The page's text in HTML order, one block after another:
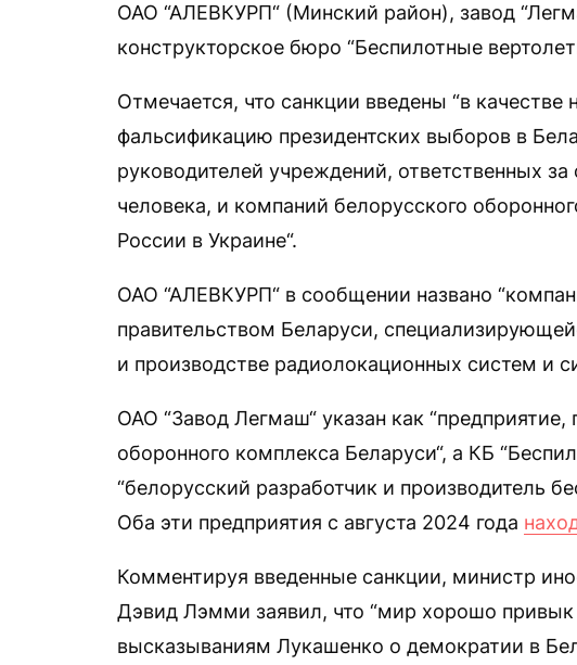
ОАО “АЛЕВКУРП“ (Минский район), завод
конструкторское бюро “Беспилотные
Отмечается, что санкции введены “в качестве
фальсификацию президентских выборов в
руководителей учреждений, ответственных
человека, и компаний белорусского
России в Украине“.
ОАО “АЛЕВКУРП“ в сообщении названо
правительством Беларуси,
и производстве радиолокационных систем и
ОАО “Завод Легмаш“ указан как
оборонного комплекса Беларуси“, а КБ
“белорусский разработчик и производитель
Оба эти предприятия с августа 2024 года
Комментируя введенные санкции, министр
Дэвид Лэмми заявил, что “мир хорошо
высказываниям Лукашенко о демократии в